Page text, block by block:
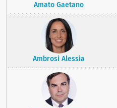
Amato Gaetano
Ambrosi Alessia